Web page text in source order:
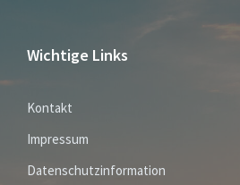
Wichtige Links
Kontakt
Impressum
Datenschutzinformation